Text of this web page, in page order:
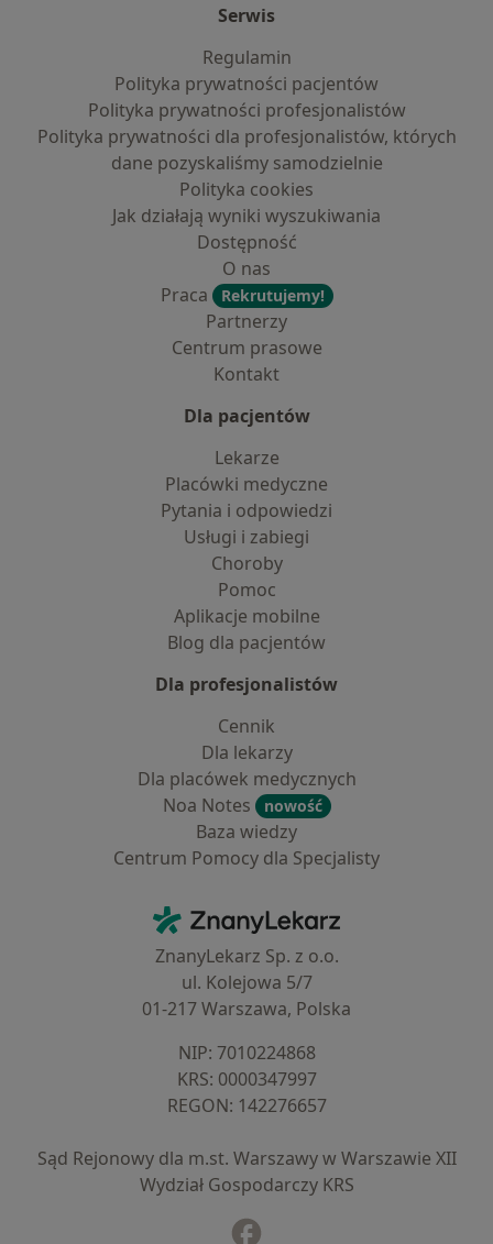
Serwis
Regulamin
Polityka prywatności pacjentów
Polityka prywatności profesjonalistów
Polityka prywatności dla profesjonalistów, których
dane pozyskaliśmy samodzielnie
Polityka cookies
Jak działają wyniki wyszukiwania
Dostępność
O nas
Praca
Rekrutujemy!
Partnerzy
Centrum prasowe
Kontakt
Dla pacjentów
Lekarze
Placówki medyczne
Pytania i odpowiedzi
Usługi i zabiegi
Choroby
Pomoc
Aplikacje mobilne
Blog dla pacjentów
Dla profesjonalistów
Cennik
Dla lekarzy
Dla placówek medycznych
Noa Notes
nowość
Baza wiedzy
Centrum Pomocy dla Specjalisty
ZnanyLekarz - Strona główna
ZnanyLekarz Sp. z o.o.
ul. Kolejowa 5/7
01-217 Warszawa, Polska
NIP: ⁠7010224868
KRS: ⁠0000347997
REGON: ⁠142276657
Sąd Rejonowy dla m.st. Warszawy w Warszawie XII
Wydział Gospodarczy KRS